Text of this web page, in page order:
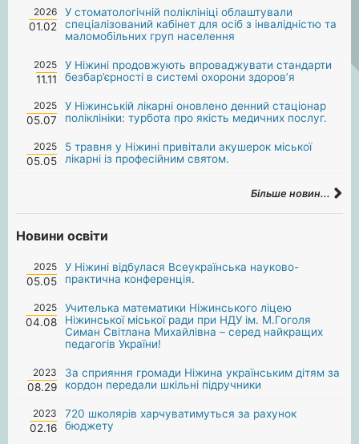
2026
01.02
У стоматологічній поліклініці облаштували
спеціалізований кабінет для осіб з інвалідністю та
маломобільних груп населення
2025
11.11
У Ніжині продовжують впроваджувати стандарти
безбар’єрності в системі охорони здоров’я
2025
05.07
У Ніжинській лікарні оновлено денний стаціонар
поліклініки: турбота про якість медичних послуг.
2025
05.05
5 травня у Ніжині привітали акушерок міської
лікарні із професійним святом.
Більше новин...
Новини освіти
2025
05.05
У Ніжині відбулася Всеукраїнська науково-
практична конференція.
2025
04.08
Учителька математики Ніжинського ліцею
Ніжинської міської ради при НДУ ім. М.Гоголя
Симан Світлана Михайлівна – серед найкращих
педагогів України!
2023
08.29
За сприяння громади Ніжина українським дітям за
кордон передали шкільні підручники
2023
02.16
720 школярів харчуватимуться за рахунок
бюджету